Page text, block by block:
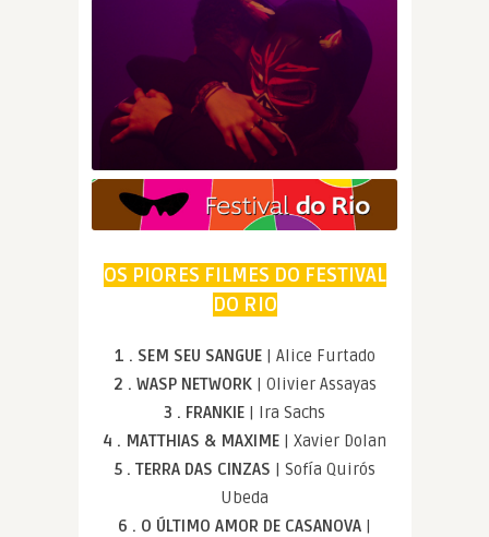
OS PIORES FILMES DO FESTIVAL
DO RIO
1 . SEM SEU SANGUE | Alice Furtado
2 . WASP NETWORK | Olivier Assayas
3 . FRANKIE | Ira Sachs
4 . MATTHIAS & MAXIME | Xavier Dolan
5 . TERRA DAS CINZAS | Sofía Quirós
Ubeda
6 . O ÚLTIMO AMOR DE CASANOVA |